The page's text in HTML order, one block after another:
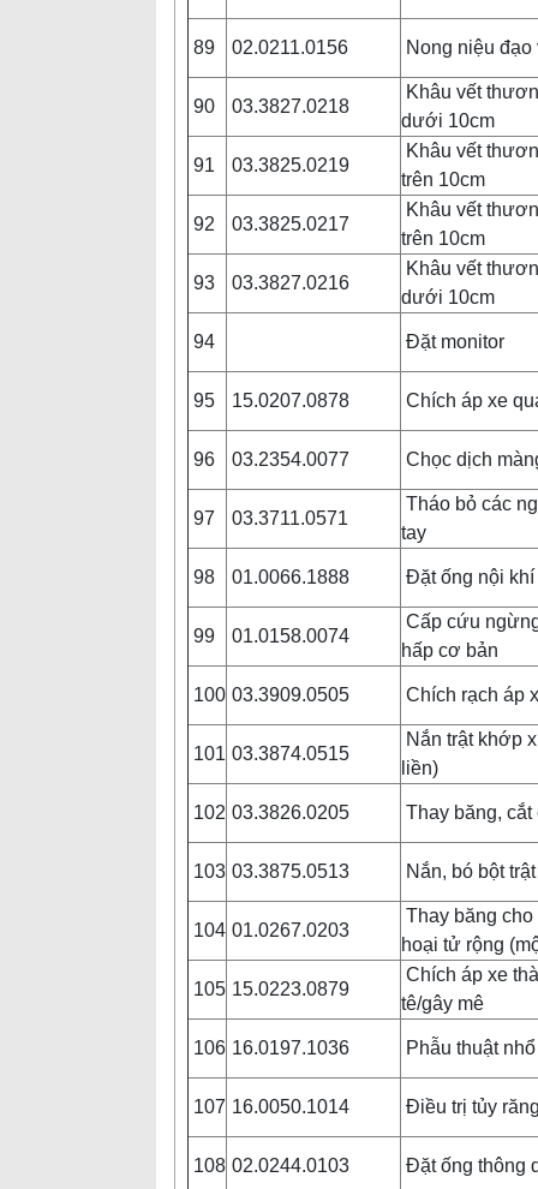
89 02.0211.0156 Nong niệu
90 03.3827.0218
Khâu vết
dưới 10cm
91 03.3825.0219
Khâu vết
trên 10cm
92 03.3825.0217
Khâu vết
trên 10cm
93 03.3827.0216
Khâu vết
dưới 10cm
94 Đặt monitor
95 15.0207.0878 Chích áp xe
96 03.2354.0077 Chọc dịch
97 03.3711.0571
Tháo bỏ các
tay
98 01.0066.1888 Đặt ống nội
99 01.0158.0074
Cấp cứu
hấp cơ bản
100 03.3909.0505 Chích rạch áp
101 03.3874.0515
Nắn trật khớp
liền)
102 03.3826.0205 Thay băng,
103 03.3875.0513 Nắn, bó bột
104 01.0267.0203
Thay băng
hoại tử rộng
105 15.0223.0879
Chích áp xe
tê/gây mê
106 16.0197.1036 Phẫu thuật
107 16.0050.1014 Điều trị tủy
108 02.0244.0103 Đặt ống thông